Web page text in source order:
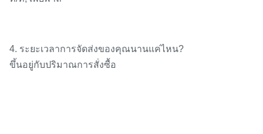
4. ระยะเวลาการจัดส่งของคุณนานแค่ไหน?
ขึ้นอยู่กับปริมาณการสั่งซื้อ